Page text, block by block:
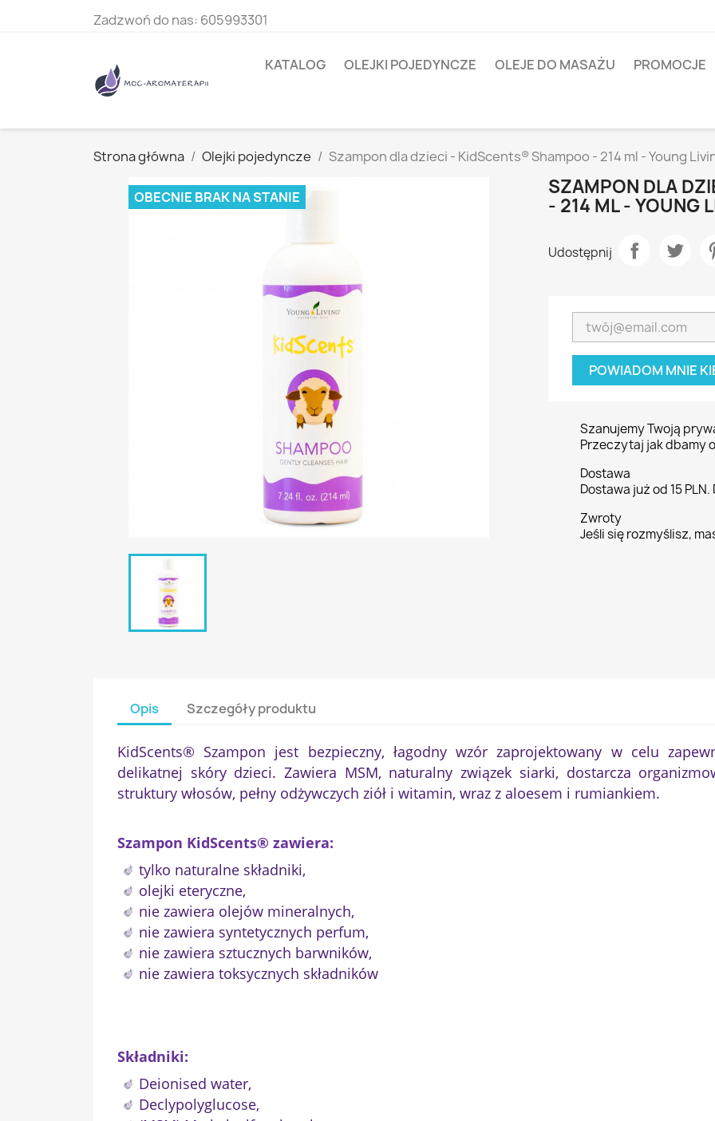
Zadzwoń do nas: 605993301
KATALOG OLEJKI POJEDYNCZE OLEJE DO MASAŻU PROMOCJE
Strona główna Olejki pojedyncze Szampon dla dzieci - KidScents® Shampoo - 214 ml - Young
OBECNIE BRAK NA STANIE
SZAMPON DLA
- 214 ML - YOUNG
Udostępnij
POWIADOM MNIE
Szanujemy Twoją
Przeczytaj jak dbamy
Dostawa
Dostawa już od 15
Zwroty
Jeśli się rozmyślisz,
Opis Szczegóły produktu
KidScents® Szampon jest bezpieczny, łagodny wzór zaprojektowany w celu
delikatnej skóry dzieci. Zawiera MSM, naturalny związek siarki, dostarcza
struktury włosów, pełny odżywczych ziół i witamin, wraz z aloesem i rumiankiem.
Szampon KidScents® zawiera:
tylko naturalne składniki,
olejki eteryczne,
nie zawiera olejów mineralnych,
nie zawiera syntetycznych perfum,
nie zawiera sztucznych barwników,
nie zawiera toksycznych składników
Składniki:
Deionised water,
Declypolyglucose,